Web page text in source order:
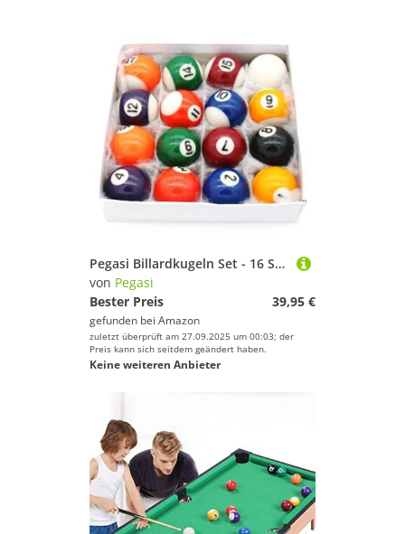
Pegasi Billardkugeln Set - 16 Stück - 48mm-Billardkugel - Für kleinere Billardtische - Komplettset - Set Billard Tischkugeln - Poolkugeln - Snookerkugeln - Billardballs - Phenolharz
von Pegasi
Bester Preis
39,95 €
gefunden bei Amazon
zuletzt überprüft am 27.09.2025 um 00:03; der
Preis kann sich seitdem geändert haben.
Keine weiteren Anbieter